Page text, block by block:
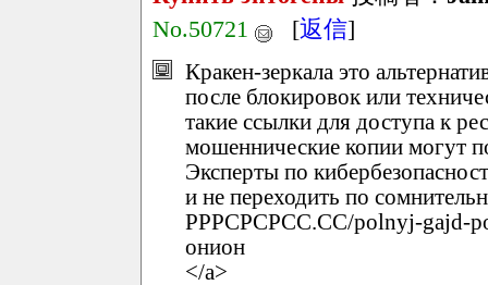
No.50721
[返信]
Кракен-зеркала это
после блокировок или
такие ссылки для доступа к
мошеннические копии могут
Эксперты по
и не переходить по
РРРСРСРСС.СС/polnyj-gajd-
онион
</a>